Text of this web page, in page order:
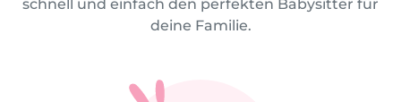
schnell und einfach den perfekten Babysitter für
deine Familie.